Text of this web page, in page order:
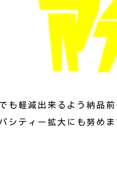
軽減出来るよう納品
シティー拡大にも努めま